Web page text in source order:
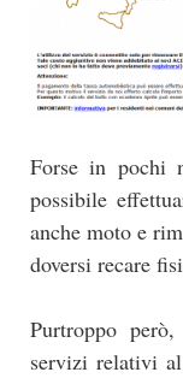
Forse in pochi
possibile
anche moto e
doversi recare
Purtroppo
servizi relativi